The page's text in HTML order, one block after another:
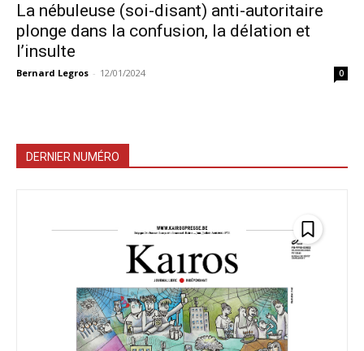
La nébuleuse (soi-disant) anti-autoritaire
plonge dans la confusion, la délation et
l’insulte
Bernard Legros - 12/01/2024 0
DERNIER NUMÉRO